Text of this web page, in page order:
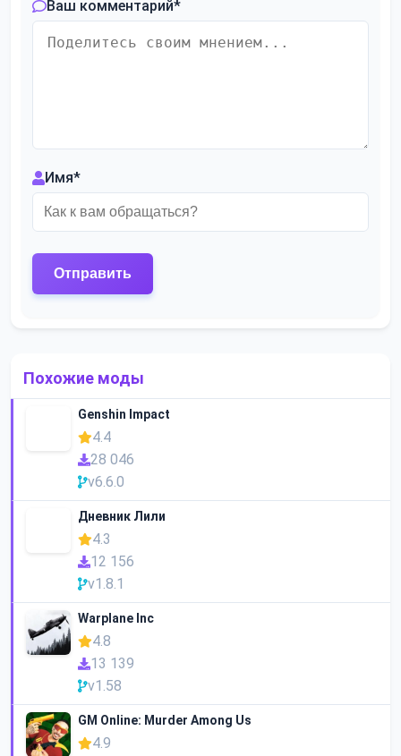
Ваш комментарий*
Имя*
Похожие моды
Genshin Impact
4.4
28 046
v6.6.0
Дневник Лили
4.3
12 156
v1.8.1
Warplane Inc
4.8
13 139
v1.58
GM Online: Murder Among Us
4.9